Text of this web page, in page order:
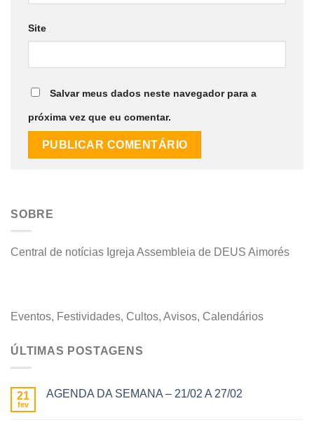
Site
Salvar meus dados neste navegador para a
próxima vez que eu comentar.
SOBRE
Central de notícias Igreja Assembleia de DEUS Aimorés
Eventos, Festividades, Cultos, Avisos, Calendários
ÚLTIMAS POSTAGENS
21
fev
AGENDA DA SEMANA – 21/02 A 27/02